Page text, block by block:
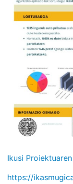
Ikusi
https://